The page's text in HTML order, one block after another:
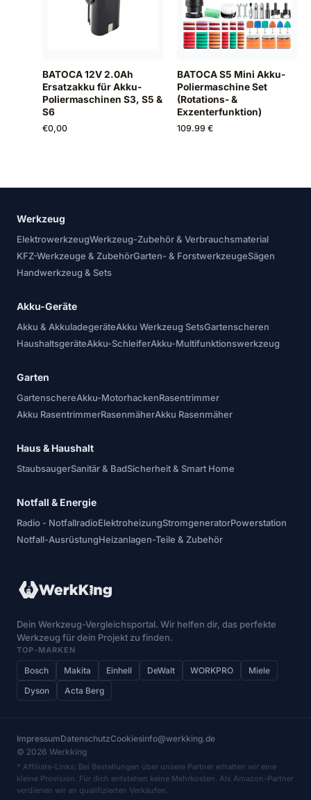
BATOCA 12V 2.0Ah
Ersatzakku für Akku-
Poliermaschinen S3, S5 &
S6
€0,00
BATOCA S5 Mini Akku-
Poliermaschine Set
(Rotations- &
Exzenterfunktion)
109.99 €
Werkzeug
ElektrowerkzeugWerkzeug-Zubehör & Verbrauchsmaterial
KFZ-Werkzeuge & ZubehörGarten- & ForstwerkzeugeSägen
Handwerkzeug & Sets
Akku-Geräte
Akku & AkkuladegeräteAkku Werkzeug SetsGartenscheren
HaushaltsgeräteAkku-SchleiferAkku-Multifunktionswerkzeug
Garten
GartenschereAkku-MotorhackenRasentrimmer
Akku RasentrimmerRasenmäherAkku Rasenmäher
Haus & Haushalt
StaubsaugerSanitär & BadSicherheit & Smart Home
Notfall & Energie
Radio - NotfallradioElektroheizungStromgeneratorPowerstation
Notfall-AusrüstungHeizanlagen-Teile & Zubehör
Dein Werkzeug-Vergleichsportal. Wir helfen dir, das perfekte
Werkzeug für dein Projekt zu finden.
TOP-MARKEN
Bosch Makita Einhell DeWalt WORKPRO
Miele
Dyson
Acta Berg
ImpressumDatenschutzCookiesinfo@werkking.de
© 2026 Werkking
* Affiliate-Links: Bei Bestellungen über unsere Partner erhalten wir eine
kleine Provision. Für dich entstehen keine Mehrkosten. Als Amazon-Partner
verdienen wir an qualifizierten Verkäufen.